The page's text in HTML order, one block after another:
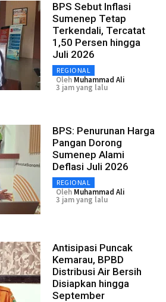
BPS Sebut Inflasi
Sumenep Tetap
Terkendali, Tercatat
1,50 Persen hingga
Juli 2026
REGIONAL
Oleh Muhammad Ali
3 jam yang lalu
BPS: Penurunan Harga
Pangan Dorong
Sumenep Alami
Deflasi Juli 2026
REGIONAL
Oleh Muhammad Ali
3 jam yang lalu
Antisipasi Puncak
Kemarau, BPBD
Distribusi Air Bersih
Disiapkan hingga
September